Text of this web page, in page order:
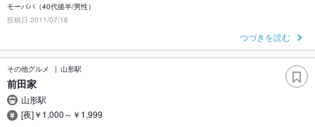
モーパパ（40代後半/男性）
投稿日 2011/07/16
つづきを読む
その他グルメ 山形駅
前田家
山形駅
[夜]￥1,000～￥1,999